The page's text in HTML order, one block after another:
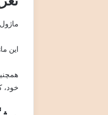
این
خود،